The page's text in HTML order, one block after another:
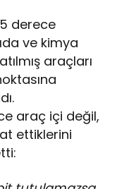
derece
ve kimya
araçları
araç içi değil,
ettiklerini